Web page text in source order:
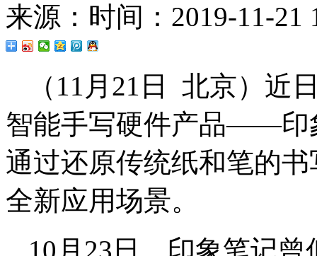
来源： 时间：2019-11-21
（11月21日 北京）近
智能手写硬件产品——印
通过还原传统纸和笔的
全新应用场景。
10月23日，印象笔记